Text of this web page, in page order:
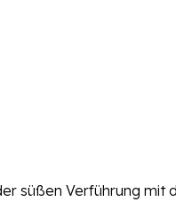
süßen Verführung